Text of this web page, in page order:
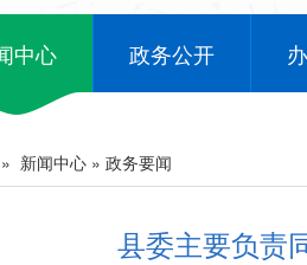
中心 政务公开
» 新闻中心 » 政务要闻
县委主要负责